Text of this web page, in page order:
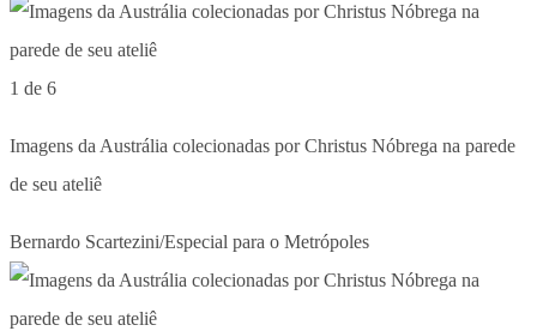
1 de 6
Imagens da Austrália colecionadas por Christus Nóbrega na parede
de seu ateliê
Bernardo Scartezini/Especial para o Metrópoles